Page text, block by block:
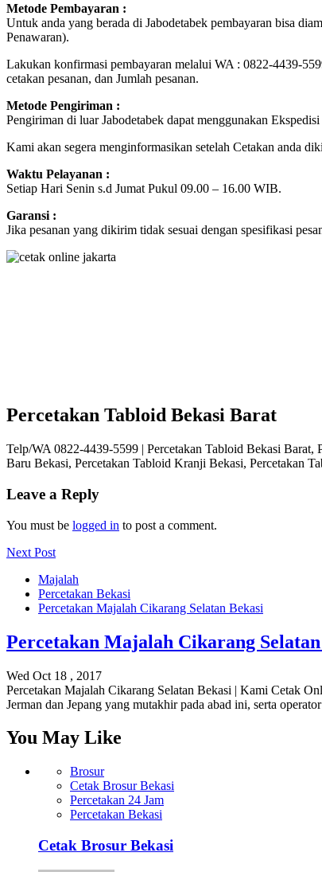
Metode Pembayaran :
Untuk anda yang berada di Jabodetabek pembayaran bisa
Penawaran).
Lakukan konfirmasi pembayaran melalui WA : 0822-4439-
cetakan pesanan, dan Jumlah pesanan.
Metode Pengiriman :
Pengiriman di luar Jabodetabek dapat menggunakan
Kami akan segera menginformasikan setelah Cetakan anda
Waktu Pelayanan :
Setiap Hari Senin s.d Jumat Pukul 09.00 – 16.00 WIB.
Garansi :
Jika pesanan yang dikirim tidak sesuai dengan spesifikasi
Percetakan Tabloid Bekasi Barat
Telp/WA 0822-4439-5599 | Percetakan Tabloid Bekasi Barat,
Baru Bekasi, Percetakan Tabloid Kranji Bekasi, Percetakan
Leave a Reply
You must be logged in to post a comment.
Next Post
Majalah
Percetakan Bekasi
Percetakan Majalah Cikarang Selatan Bekasi
Percetakan Majalah Cikarang
Wed Oct 18 , 2017
Percetakan Majalah Cikarang Selatan Bekasi | Kami Cetak
Jerman dan Jepang yang mutakhir pada abad ini, serta
You May Like
Brosur
Cetak Brosur Bekasi
Percetakan 24 Jam
Percetakan Bekasi
Cetak Brosur Bekasi